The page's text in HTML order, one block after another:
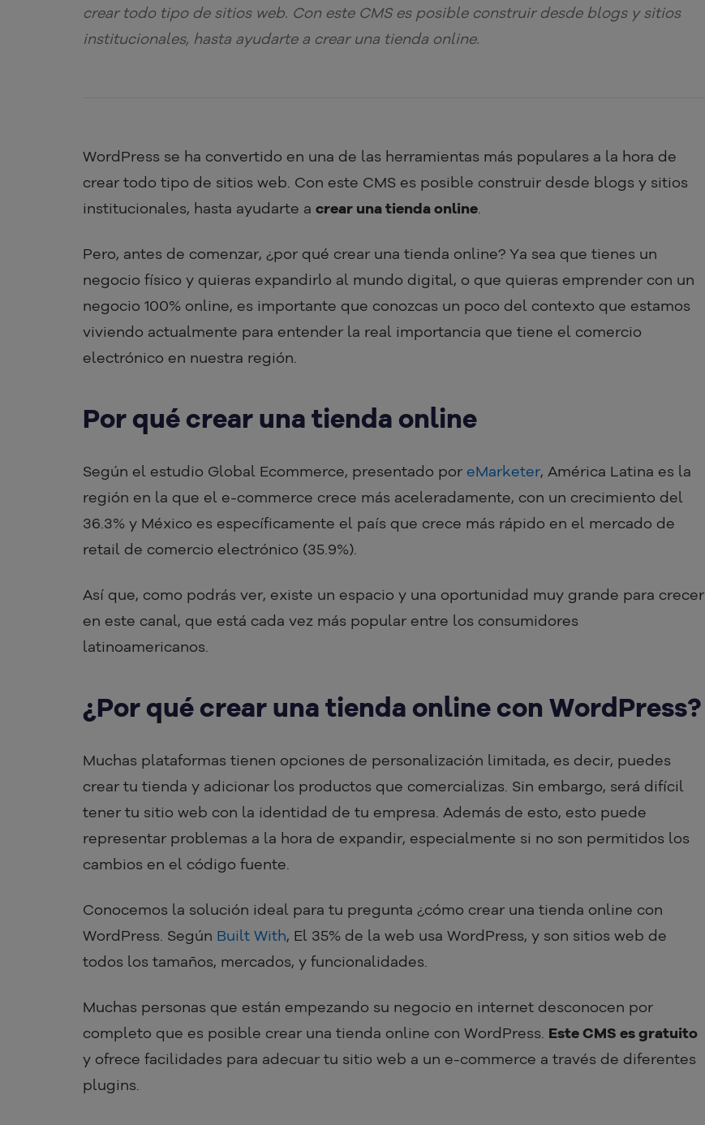
crear todo tipo de sitios web. Con este CMS es posible construir desde blogs y sitios
institucionales, hasta ayudarte a crear una tienda online.
WordPress se ha convertido en una de las herramientas más populares a la hora de
crear todo tipo de sitios web. Con este CMS es posible construir desde blogs y sitios
institucionales, hasta ayudarte a crear una tienda online.
Pero, antes de comenzar, ¿por qué crear una tienda online? Ya sea que tienes un
negocio físico y quieras expandirlo al mundo digital, o que quieras emprender con un
negocio 100% online, es importante que conozcas un poco del contexto que estamos
viviendo actualmente para entender la real importancia que tiene el comercio
electrónico en nuestra región.
Por qué crear una tienda online
Según el estudio Global Ecommerce, presentado por eMarketer, América Latina es la
región en la que el e-commerce crece más aceleradamente, con un crecimiento del
36.3% y México es específicamente el país que crece más rápido en el mercado de
retail de comercio electrónico (35.9%).
Así que, como podrás ver, existe un espacio y una oportunidad muy grande para crecer
en este canal, que está cada vez más popular entre los consumidores
latinoamericanos.
¿Por qué crear una tienda online con WordPress?
Muchas plataformas tienen opciones de personalización limitada, es decir, puedes
crear tu tienda y adicionar los productos que comercializas. Sin embargo, será difícil
tener tu sitio web con la identidad de tu empresa. Además de esto, esto puede
representar problemas a la hora de expandir, especialmente si no son permitidos los
cambios en el código fuente.
Conocemos la solución ideal para tu pregunta ¿cómo crear una tienda online con
WordPress. Según Built With, El 35% de la web usa WordPress, y son sitios web de
todos los tamaños, mercados, y funcionalidades.
Muchas personas que están empezando su negocio en internet desconocen por
completo que es posible crear una tienda online con WordPress. Este CMS es gratuito
y ofrece facilidades para adecuar tu sitio web a un e-commerce a través de diferentes
plugins.